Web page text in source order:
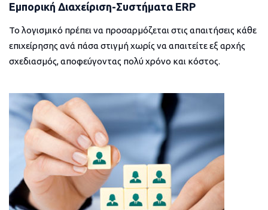
Εμπορική Διαχείριση-Συστήματα ERP
Το λογισμικό πρέπει να προσαρμόζεται στις απαιτήσεις κάθε
επιχείρησης ανά πάσα στιγμή χωρίς να απαιτείτε εξ αρχής
σχεδιασμός, αποφεύγοντας πολύ χρόνο και κόστος.